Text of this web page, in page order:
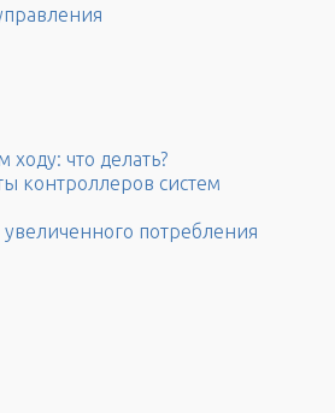
ходу: что делать?
контроллеров систем
потребления